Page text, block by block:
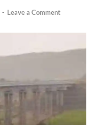
- Leave a Comment